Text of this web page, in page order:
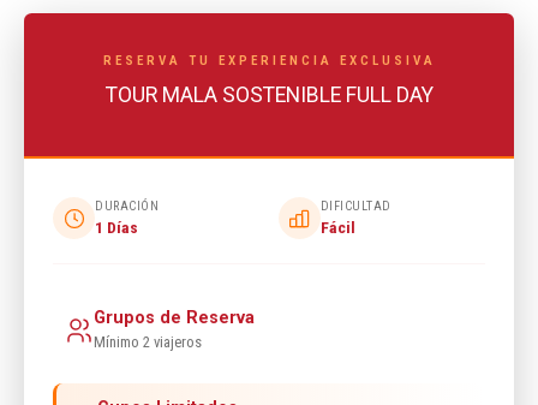
RESERVA TU EXPERIENCIA EXCLUSIVA
TOUR MALA SOSTENIBLE FULL DAY
DURACIÓN
1 Días
DIFICULTAD
Fácil
Grupos de Reserva
Mínimo 2 viajeros